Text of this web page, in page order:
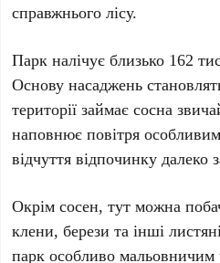
справжнього лісу.
Парк налічує близько 162
Основу насаджень
території займаєсосна
наповнює повітря
відчуття відпочинку далеко
Окрім сосен, тут можна
клени, берези та інші
парк особливо мальовничим